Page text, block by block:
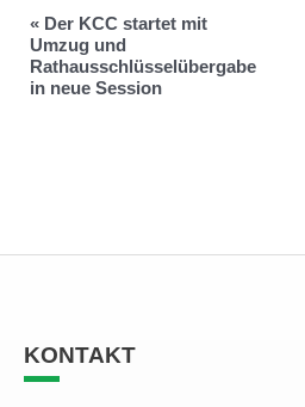
« Der KCC startet mit
Umzug und
Rathausschlüsselübergabe
in neue Session
KONTAKT